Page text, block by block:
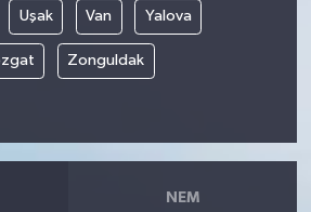
Uşak Van Yalova
Zonguldak
NEM